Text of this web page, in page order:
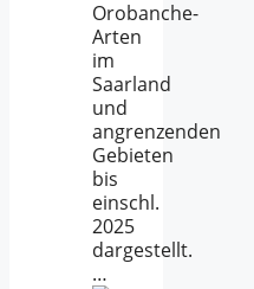
Orobanche-
Arten
im
Saarland
und
angrenzenden
Gebieten
bis
einschl.
2025
dargestellt.
…